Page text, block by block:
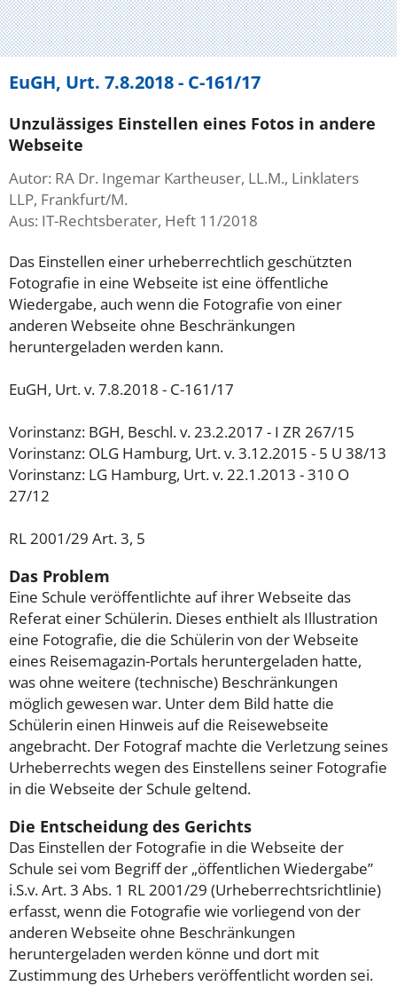
EuGH, Urt. 7.8.2018 - C-161/17
Unzulässiges Einstellen eines Fotos in andere
Webseite
Autor: RA Dr. Ingemar Kartheuser, LL.M., Linklaters
LLP, Frankfurt/M.
Aus: IT-Rechtsberater, Heft 11/2018
Das Einstellen einer urheberrechtlich geschützten
Fotografie in eine Webseite ist eine öffentliche
Wiedergabe, auch wenn die Fotografie von einer
anderen Webseite ohne Beschränkungen
heruntergeladen werden kann.
EuGH, Urt. v. 7.8.2018 - C-161/17
Vorinstanz: BGH, Beschl. v. 23.2.2017 - I ZR 267/15
Vorinstanz: OLG Hamburg, Urt. v. 3.12.2015 - 5 U 38/13
Vorinstanz: LG Hamburg, Urt. v. 22.1.2013 - 310 O
27/12
RL 2001/29 Art. 3, 5
Das Problem
Eine Schule veröffentlichte auf ihrer Webseite das
Referat einer Schülerin. Dieses enthielt als Illustration
eine Fotografie, die die Schülerin von der Webseite
eines Reisemagazin-Portals heruntergeladen hatte,
was ohne weitere (technische) Beschränkungen
möglich gewesen war. Unter dem Bild hatte die
Schülerin einen Hinweis auf die Reisewebseite
angebracht. Der Fotograf machte die Verletzung seines
Urheberrechts wegen des Einstellens seiner Fotografie
in die Webseite der Schule geltend.
Die Entscheidung des Gerichts
Das Einstellen der Fotografie in die Webseite der
Schule sei vom Begriff der „öffentlichen Wiedergabe”
i.S.v. Art. 3 Abs. 1 RL 2001/29 (Urheberrechtsrichtlinie)
erfasst, wenn die Fotografie wie vorliegend von der
anderen Webseite ohne Beschränkungen
heruntergeladen werden könne und dort mit
Zustimmung des Urhebers veröffentlicht worden sei.